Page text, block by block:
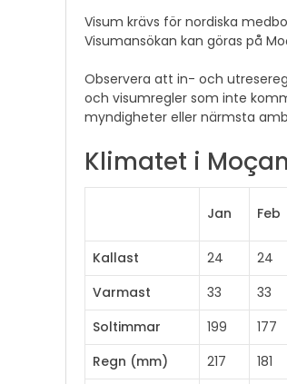
Visum krävs för nordiska
Visumansökan kan göras på
Observera att in- och
och visumregler som inte
myndigheter eller närmsta
Klimatet i
Jan Feb
Kallast 24 24
Varmast
33 33
Soltimmar
199 177
Regn (mm)
217 181